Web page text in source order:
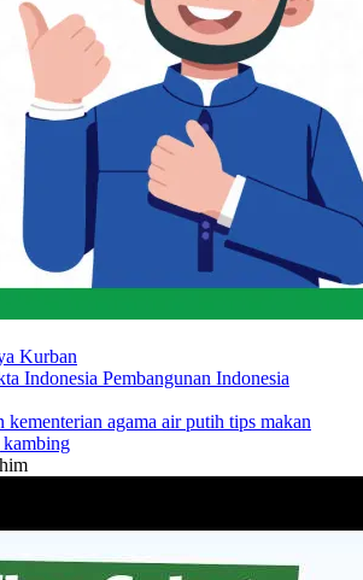
Kurban
Indonesia Pembangunan Indonesia
kementerian agama air putih tips makan